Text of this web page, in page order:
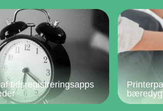
tidsregistreringsapps